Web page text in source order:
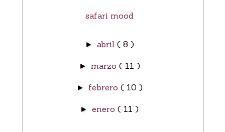
safari mood
► abril ( 8 )
► marzo ( 11 )
► febrero ( 10 )
► enero ( 11 )